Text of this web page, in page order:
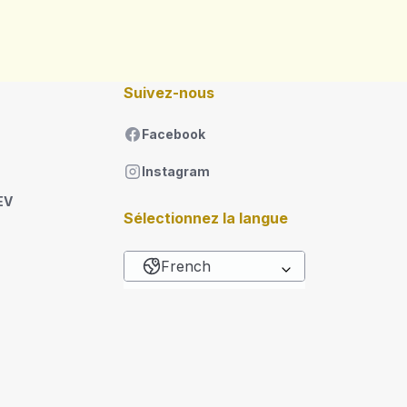
Suivez-nous
Facebook
Instagram
Sélectionnez la langue
French
Lister les actions